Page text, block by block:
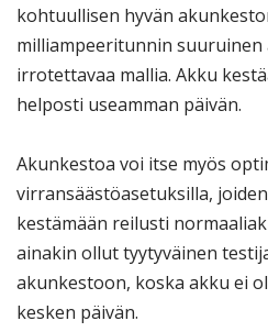
kohtuullisen hyvän
milliampeeritunnin suuruinen
irrotettavaa mallia. Akku
helposti useamman päivän.
Akunkestoa voi itse myös
virransäästöasetuksilla,
kestämään reilusti
ainakin ollut tyytyväinen
akunkestoon, koska akku ei
kesken päivän.